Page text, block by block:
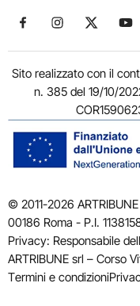
Seguici su Facebook
Seguici su
Seguici
Sito realizzato con il
n. 385 del 19/10/
© 2011-2026
00186 Roma - P.I.
Privacy: Responsabile
ARTRIBUNE srl – Corso
Termini e condizioni